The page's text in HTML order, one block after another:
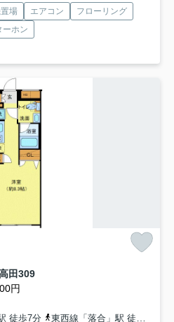
場 エアコン
フローリング
ーホン
田309
円
徒歩7分
東西線「落合」駅 徒歩11分